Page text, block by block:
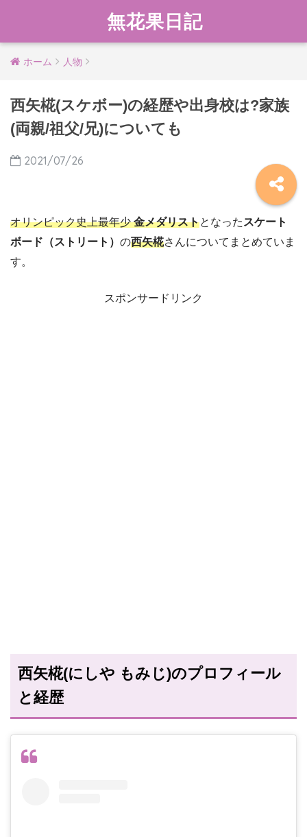
無花果日記
ホーム 人物
西矢椛(スケボー)の経歴や出身校は?家族
(両親/祖父/兄)についても
2021/07/26
オリンピック史上最年少金メダリストとなった スケート
ボード（ストリート） の西矢椛さんについてまとめていま
す。
スポンサードリンク
西矢椛(にしや もみじ)のプロフィール
と経歴